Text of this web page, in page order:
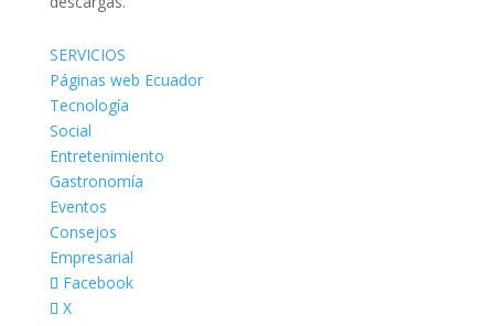
SERVICIOS
Páginas web Ecuador
Tecnología
Social
Entretenimiento
Gastronomía
Eventos
Consejos
Empresarial
Facebook
X